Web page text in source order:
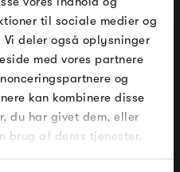
til sociale medier og
deler også oplysninger
med vores partnere
og
kan kombinere disse
du har givet dem, eller
brug af deres tjenester.
fra Kintobe
kategori
ORDRE
vi rabatkoden til dig på
kr. for at indløse
Fermob, File Under